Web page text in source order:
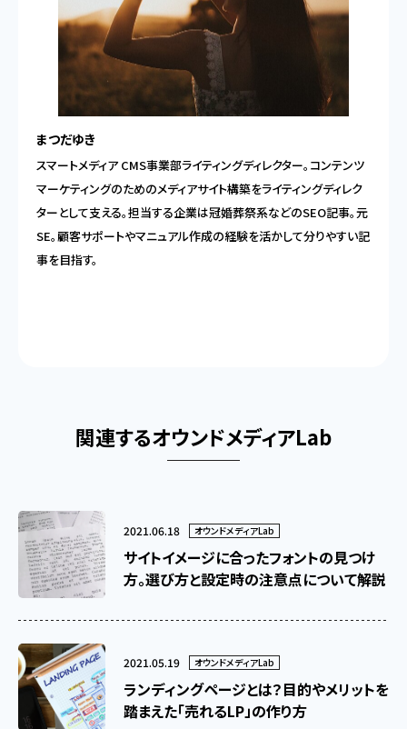
まつだゆき
スマートメディア CMS事業部ライティングディレクター。コンテンツ
マーケティングのためのメディアサイト構築をライティングディレク
ターとして支える。担当する企業は冠婚葬祭系などのSEO記事。元
SE。顧客サポートやマニュアル作成の経験を活かして分りやすい記
事を目指す。
関連するオウンドメディアLab
オウンドメディアLab
2021.06.18
サイトイメージに合ったフォントの見つけ
方。選び方と設定時の注意点について解説
オウンドメディアLab
2021.05.19
ランディングページとは？目的やメリットを
踏まえた「売れるLP」の作り方